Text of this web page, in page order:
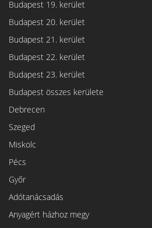
Budapest 19. kerület
Budapest 20. kerület
Budapest 21. kerület
Budapest 22. kerület
Budapest 23. kerület
Budapest összes kerülete
Debrecen
Szeged
Miskolc
Pécs
Győr
Adótanácsadás
Anyagért házhoz megy